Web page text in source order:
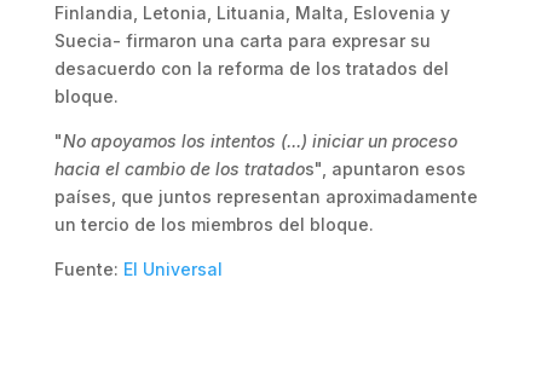
Finlandia, Letonia, Lituania, Malta, Eslovenia y
Suecia- firmaron una carta para expresar su
desacuerdo con la reforma de los tratados del
bloque.
"No apoyamos los intentos (...) iniciar un proceso
hacia el cambio de los tratados", apuntaron esos
países, que juntos representan aproximadamente
un tercio de los miembros del bloque.
Fuente: El Universal